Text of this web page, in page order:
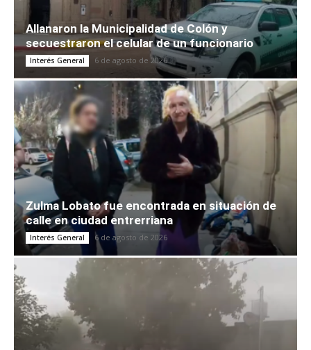
Allanaron la Municipalidad de Colón y
secuestraron el celular de un funcionario
Interés General 6 de agosto de 2026
Zulma Lobato fue encontrada en situación de
calle en ciudad entrerriana
Interés General 6 de agosto de 2026